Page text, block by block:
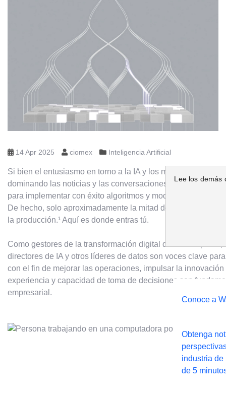
organización?
14 Apr 2025 ciomex Inteligencia Artificial
Si bien el entusiasmo en torno a la IA y los modelos
dominando las noticias y las conversaciones, las
para implementar con éxito algoritmos y modelos de IA
De hecho, solo aproximadamente la mitad de los proyectos
la producción.¹ Aquí es donde entras tú.
Como gestores de la transformación digital de una
directores de IA y otros líderes de datos son voces clave
con el fin de mejorar las operaciones, impulsar la
experiencia y capacidad de toma de decisiones son
empresarial.
Lee los demás
Conoce a
Obtenga
industria de
de 5